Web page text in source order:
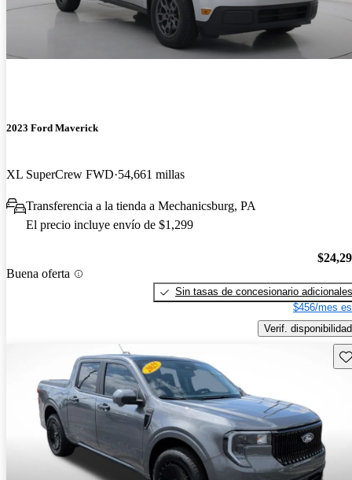
2023 Ford Maverick
XL SuperCrew FWD 54,661 millas
Transferencia a la tienda a Mechanicsburg, PA
El precio incluye envío de $1,299
Buena oferta
Sin tasas de concesionario adicionales
$456/mes
Verif. disponibilidad